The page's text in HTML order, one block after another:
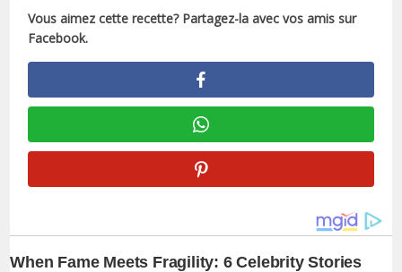
Vous aimez cette recette? Partagez-la avec vos amis sur
Facebook.